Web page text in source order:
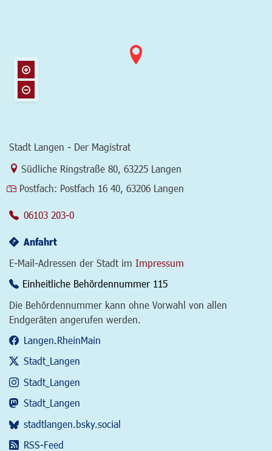
Stadt Langen - Der Magistrat
Link zur Google-Maps Navigation
Südliche Ringstraße 80, 63225 Langen
Postfach: Postfach 16 40, 63206 Langen
06103 203-0
Anfahrt
E-Mail-Adressen der Stadt im Impressum
Einheitliche Behördennummer 115
Die Behördennummer kann ohne Vorwahl von allen
Endgeräten angerufen werden.
Langen.RheinMain
Stadt_Langen
Stadt_Langen
Stadt_Langen
stadtlangen.bsky.social
RSS-Feed